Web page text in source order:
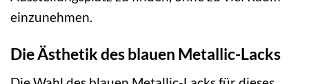
einzunehmen.
Die Ästhetik des blauen Metallic-Lacks